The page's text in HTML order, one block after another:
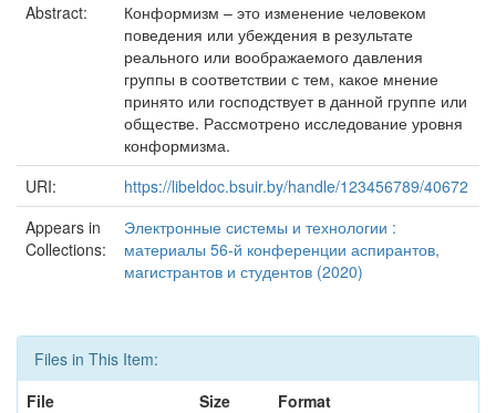
Abstract:
Конформизм – это изменение человеком
поведения или убеждения в результате
реального или воображаемого давления
группы в соответствии с тем, какое мнение
принято или господствует в данной группе или
обществе. Рассмотрено исследование уровня
конформизма.
URI:
https://libeldoc.bsuir.by/handle/123456789/40672
Appears in
Collections:
Электронные системы и технологии :
материалы 56-й конференции аспирантов,
магистрантов и студентов (2020)
Files in This Item:
File
Size
Format